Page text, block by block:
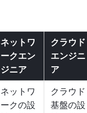
ネットワ
ークエン
ジニア
クラウド
エンジニ
ア
ネットワ
ークの設
クラウド
基盤の設